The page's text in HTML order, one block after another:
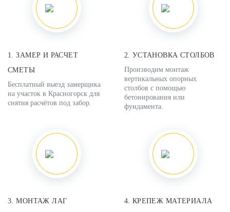
1. ЗАМЕР И РАСЧЕТ
СМЕТЫ
Бесплатный выезд замерщика
на участок в Красногорск для
снятия расчётов под забор.
2. УСТАНОВКА СТОЛБОВ
Производим монтаж
вертикальных опорных
столбов с помощью
бетонирования или
фундамента.
3. МОНТАЖ ЛАГ
4. КРЕПЕЖ МАТЕРИАЛА